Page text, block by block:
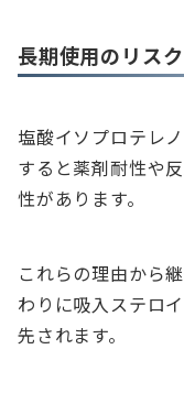
長期使用のリスク
塩酸イソプロテレ
すると薬剤耐性や
性があります。
これらの理由から
わりに吸入ステロ
先されます。